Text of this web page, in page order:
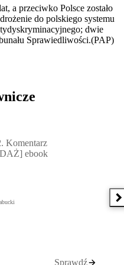
a przeciwko Polsce zostało
do polskiego systemu
dwie
Sprawiedliwości.(PAP)
Komentarz
ebook
Sprawdź